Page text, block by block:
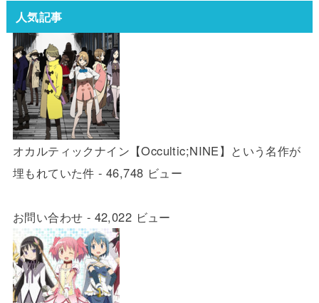
人気記事
オカルティックナイン【Occultic;NINE】という名作が
埋もれていた件 - 46,748 ビュー
お問い合わせ - 42,022 ビュー